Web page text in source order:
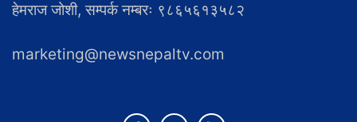
हेमराज जोशी, सम्पर्क नम्बरः ९८६५६१३५८२
marketing@newsnepaltv.com